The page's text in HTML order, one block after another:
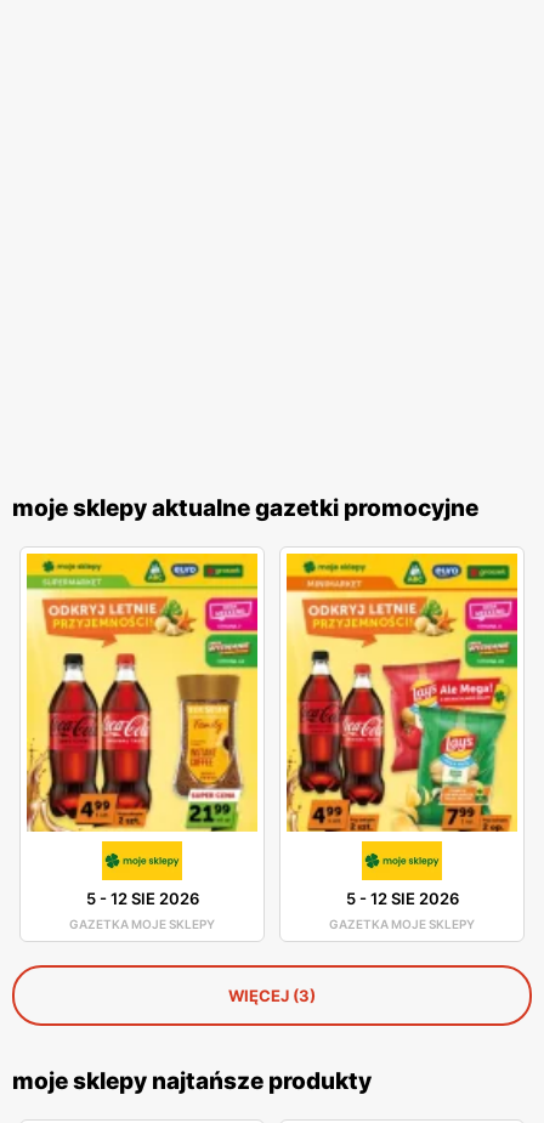
moje sklepy aktualne gazetki promocyjne
5-12 SIE 2026
GAZETKA MOJE SKLEPY
5-12 SIE 2026
GAZETKA MOJE SKLEPY
WIĘCEJ (3)
moje sklepy najtańsze produkty